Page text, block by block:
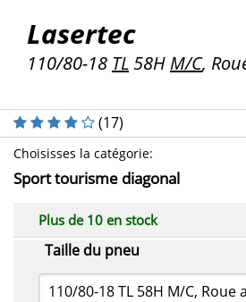
Lasertec
110/80-18 TL58H M/C,
Choisisses la catégorie:
Sport tourisme diagonal
Taille du pneu
110/80-18 TL 58H M/C, Roue
Plus de 10 en stock
(17)